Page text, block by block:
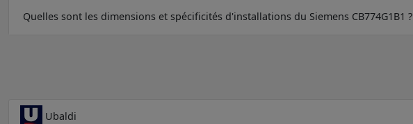
Quelles sont les dimensions et spécificités d'installations du Siemens CB774G1B1 ?
Ubaldi